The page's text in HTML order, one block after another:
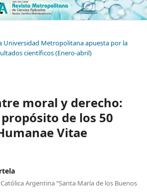
Universidad Metropolitana apuesta por la
científicos (Enero-abril)
moral y derecho:
de los 50
Vitae
Argentina “Santa María de los Buenos